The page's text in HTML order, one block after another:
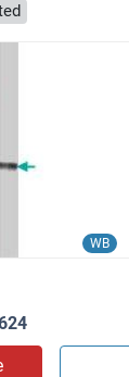
WB